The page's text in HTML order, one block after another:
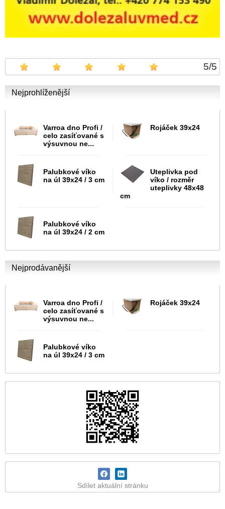
5/5
Nejprohlíženější
Varroa dno Profi /
celo zasíťované s
výsuvnou ne...
Rojáček 39x24
Palubkové víko
na úl 39x24 / 3 cm
Uteplivka pod
víko / rozměr
uteplivky 48x48
cm
Palubkové víko
na úl 39x24 / 2 cm
Nejprodávanější
Varroa dno Profi /
celo zasíťované s
výsuvnou ne...
Rojáček 39x24
Palubkové víko
na úl 39x24 / 3 cm
Sdílet aktuální stránku